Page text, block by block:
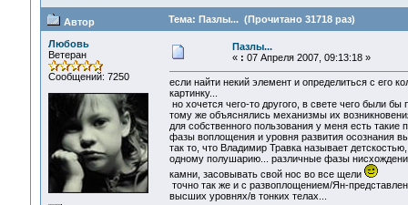
Автор Тема: Пазлы... (Прочитано 31718 раз)
Любовь
Ветеран
Сообщений: 7250
Пазлы...
« : 07 Апреля 2007, 09:13:18 »
если найти некий элемент и определиться с его
картинку...
но хочется чего-то другого, в свете чего были
тому же объяснялись механизмы их
для собственного пользования у меня есть
фазы воплощения и уровня развития осознания
так то, что Владимир Травка называет
одному полушарию... различные фазы
камни, засовывать свой нос во все щели
точно так же и с развоплощением/Ян-
высших уровнях/в тонких телах...